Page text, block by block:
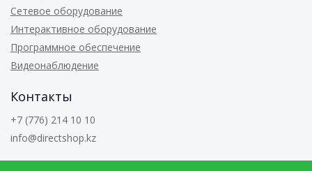
Сетевое оборудование
Интерактивное оборудование
Программное обеспечение
Видеонаблюдение
Контакты
+7 (776) 214 10 10
info@directshop.kz